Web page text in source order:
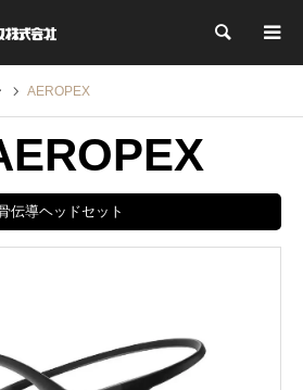
検索
AEROPEX
伝導ヘッドセット